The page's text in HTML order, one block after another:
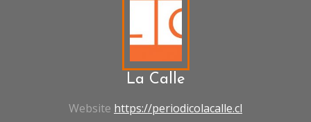
CRISIS
SOCIALES
CULTURALES
CREATIVA
CULTURAL
OLAVARRÍA.
La Calle
Website https://periodicolacalle.cl